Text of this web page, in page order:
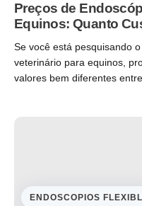
Preços de
Equinos: Quanto
Se você está pesquisando
veterinário para equinos,
valores bem diferentes entre
ENDOSCOPIOS